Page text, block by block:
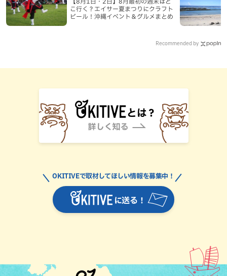
こ行く？エイサー夏まつりにクラフト
ビール！沖縄イベント＆グルメまとめ
Recommended by
に送る！
OKITIVEで取材してほしい情報を募集中！